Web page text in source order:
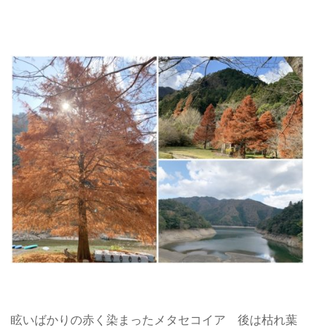
眩いばかりの赤く染まったメタセコイア 後は枯れ葉